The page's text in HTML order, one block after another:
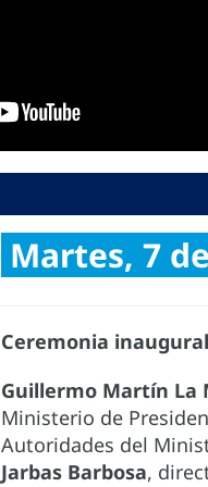
Martes, 7
Ceremonia inaugural
Guillermo Martín La
Ministerio de
Autoridades del
Jarbas Barbosa,